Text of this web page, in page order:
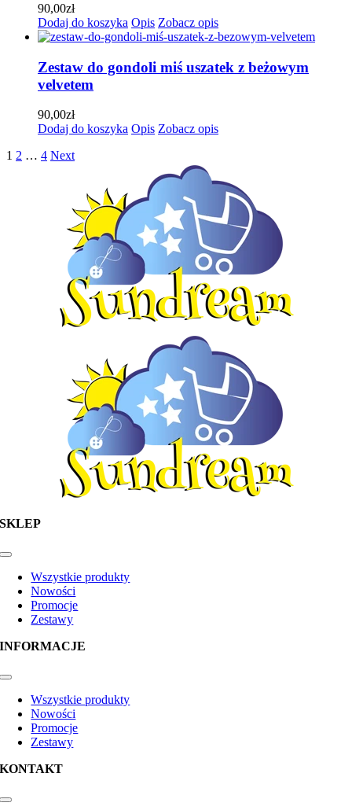
90,00zł
Dodaj do koszyka Opis Zobacz opis
Zestaw do gondoli miś uszatek z beżowym
velvetem
90,00zł
Dodaj do koszyka Opis Zobacz opis
1 2 … 4 Next
SKLEP
Toggle
NavigationWszystkie produkty
Nowości
Promocje
Zestawy
INFORMACJE
Toggle
NavigationWszystkie produkty
Nowości
Promocje
Zestawy
KONTAKT
Toggle